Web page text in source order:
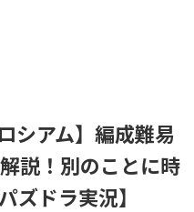
シアム】編成難易
説！別のことに時
ズドラ実況】